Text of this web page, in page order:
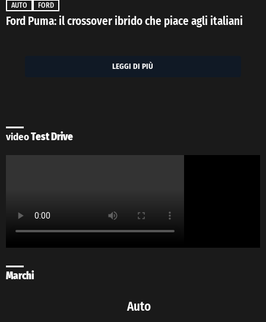
AUTO FORD
Ford Puma: il crossover ibrido che piace agli italiani
LEGGI DI PIÙ
videoTest Drive
Marchi
Auto